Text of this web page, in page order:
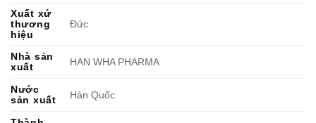
Xuất xứ
thương
hiệu
Đức
Nhà sản
xuất
HAN WHA PHARMA
Nước
sản xuất
Hàn Quốc